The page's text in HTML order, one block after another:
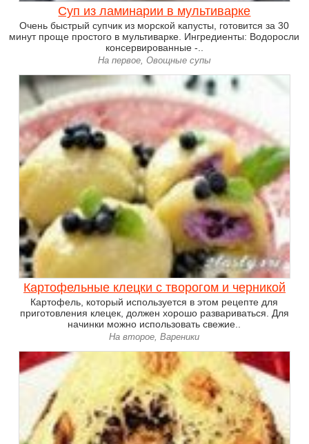
Суп из ламинарии в мультиварке
Очень быстрый супчик из морской капусты, готовится за 30
минут проще простого в мультиварке. Ингредиенты: Водоросли
консервированные -..
На первое, Овощные супы
Картофельные клецки с творогом и черникой
Картофель, который используется в этом рецепте для
приготовления клецек, должен хорошо развариваться. Для
начинки можно использовать свежие..
На второе, Вареники